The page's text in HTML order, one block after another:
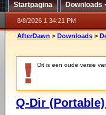
Startpagina Downloads
8/8/2026 1:34:21 PM
AfterDawn > Downloads >
Dit is een oude versie
Q-Dir